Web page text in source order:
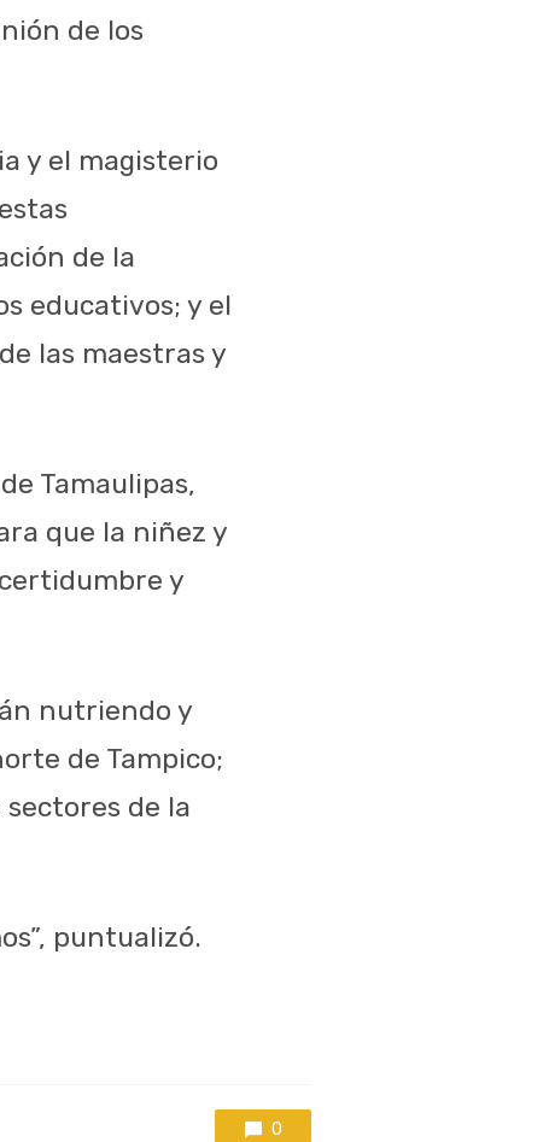
de los
y el magisterio
de la
educativos; y el
las maestras y
Tamaulipas,
que la niñez y
y
nutriendo y
de Tampico;
de la
puntualizó.
0